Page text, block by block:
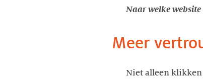
Naar welke website
Meer
Niet alleen klikken